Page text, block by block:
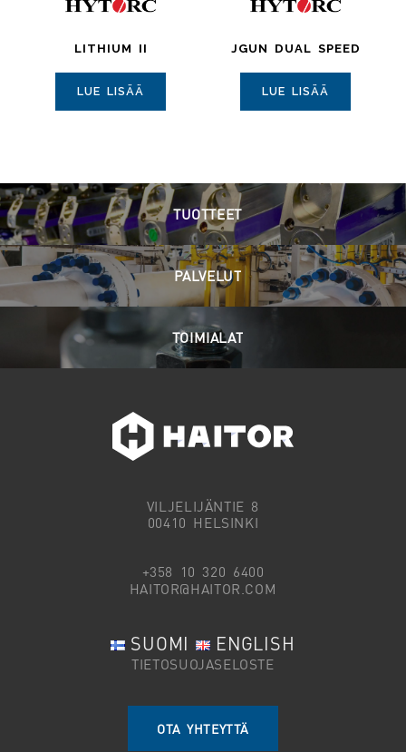
LITHIUM II
LUE LISÄÄ
JGUN DUAL SPEED
LUE LISÄÄ
TUOTTEET
PALVELUT
TOIMIALAT
VILJELIJÄNTIE 8
00410 HELSINKI
+358 10 320 6400
HAITOR@HAITOR.COM
SUOMI ENGLISH
TIETOSUOJASELOSTE
OTA YHTEYTTÄ